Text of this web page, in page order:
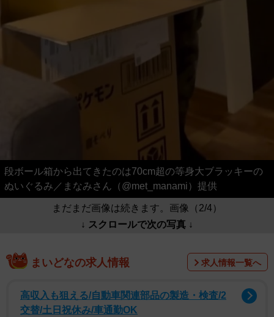
段ボール箱から出てきたのは70cm超の等身大ブラッキーの
ぬいぐるみ／まなみさん（@met_manami）提供
まだまだ画像は続きます。画像（2/4）
↓ スクロールで次の写真 ↓
まいどなの求人情報 求人情報一覧へ
高収入も狙える/自動車関連部品の製造・検査/2
交替/土日祝休み/車通勤OK